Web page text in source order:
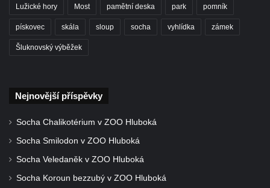
Kříž u rozcestí u domu čp. 53 v Maršovicích
Centrální kříž hřbitova v Krásné u Pěnčína
Boží muka v zámeckém parku Dolního
nad Metují
Antoníčka v Teplicích nad Metují
Lužické hory Most pamětní deska park pomník
pískovec skála sloup socha vyhlídka zámek
Šluknovský výběžek
Nejnovější příspěvky
Socha Chalikotérium v ZOO Hluboká
Socha Smilodon v ZOO Hluboká
Socha Veledaněk v ZOO Hluboká
Socha Koroun bezzubý v ZOO Hluboká